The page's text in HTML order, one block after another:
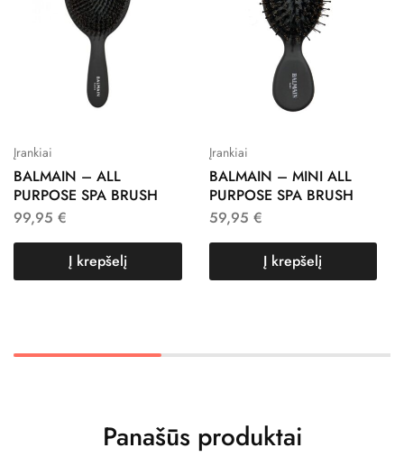
Įrankiai
BALMAIN – ALL
PURPOSE SPA BRUSH
99,95 €
Į krepšelį
Įrankiai
BALMAIN – MINI ALL
PURPOSE SPA BRUSH
59,95 €
Į krepšelį
Panašūs produktai